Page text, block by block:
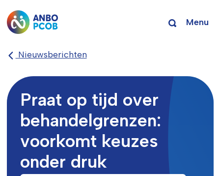
Menu
Nieuwsberichten
Praat op tijd over
behandelgrenzen:
voorkomt keuzes
onder druk